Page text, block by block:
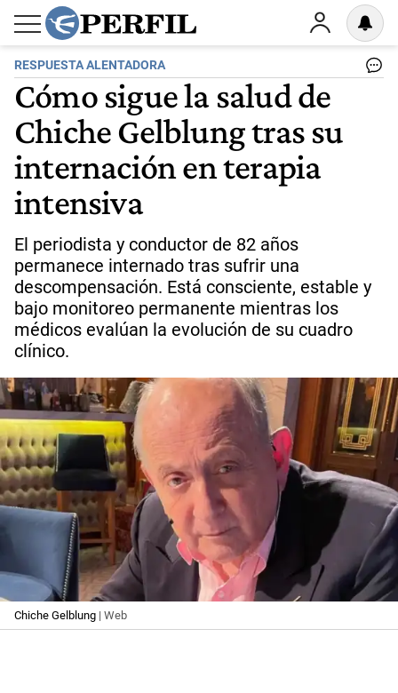
RESPUESTA ALENTADORA
Cómo sigue la salud de
Chiche Gelblung tras su
internación en terapia
intensiva
El periodista y conductor de 82 años
permanece internado tras sufrir una
descompensación. Está consciente, estable y
bajo monitoreo permanente mientras los
médicos evalúan la evolución de su cuadro
clínico.
Chiche Gelblung | Web